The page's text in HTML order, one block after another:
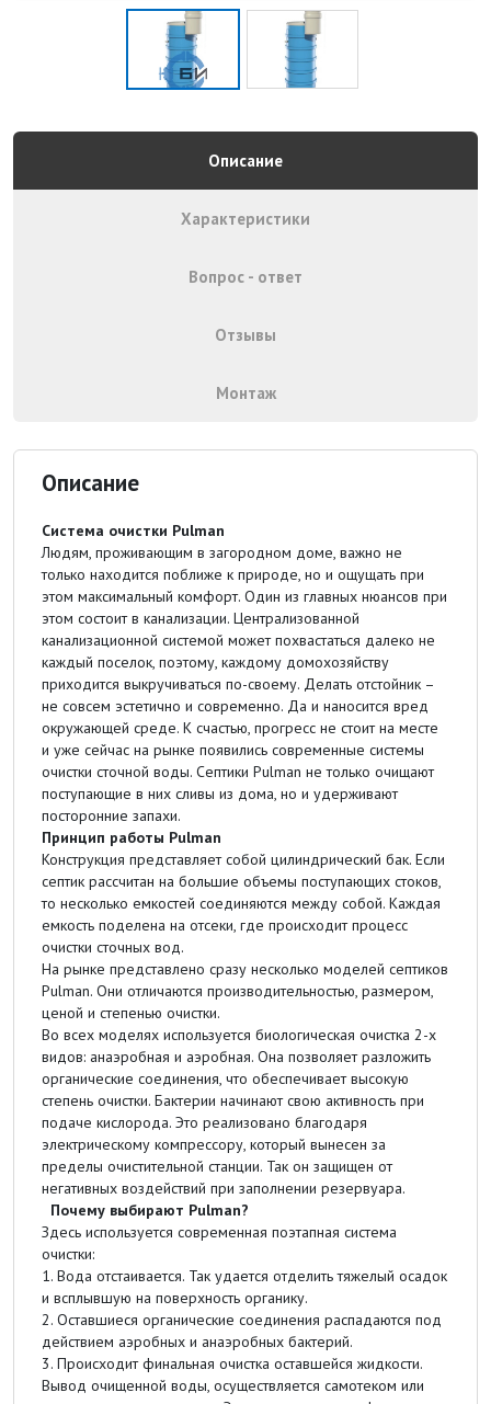
Описание
Характеристики
Вопрос - ответ
Отзывы
Монтаж
Описание
Система очистки Pulman
Людям, проживающим в загородном доме, важно не
только находится поближе к природе, но и ощущать при
этом максимальный комфорт. Один из главных нюансов при
этом состоит в канализации. Централизованной
канализационной системой может похвастаться далеко не
каждый поселок, поэтому, каждому домохозяйству
приходится выкручиваться по-своему. Делать отстойник –
не совсем эстетично и современно. Да и наносится вред
окружающей среде. К счастью, прогресс не стоит на месте
и уже сейчас на рынке появились современные системы
очистки сточной воды. Септики Pulman не только очищают
поступающие в них сливы из дома, но и удерживают
посторонние запахи.
Принцип работы Pulman
Конструкция представляет собой цилиндрический бак. Если
септик рассчитан на большие объемы поступающих стоков,
то несколько емкостей соединяются между собой. Каждая
емкость поделена на отсеки, где происходит процесс
очистки сточных вод.
На рынке представлено сразу несколько моделей септиков
Pulman. Они отличаются производительностью, размером,
ценой и степенью очистки.
Во всех моделях используется биологическая очистка 2-х
видов: анаэробная и аэробная. Она позволяет разложить
органические соединения, что обеспечивает высокую
степень очистки. Бактерии начинают свою активность при
подаче кислорода. Это реализовано благодаря
электрическому компрессору, который вынесен за
пределы очистительной станции. Так он защищен от
негативных воздействий при заполнении резервуара.
Почему выбирают Pulman?
Здесь используется современная поэтапная система
очистки:
1. Вода отстаивается. Так удается отделить тяжелый осадок
и всплывшую на поверхность органику.
2. Оставшиеся органические соединения распадаются под
действием аэробных и анаэробных бактерий.
3. Происходит финальная очистка оставшейся жидкости.
Вывод очищенной воды, осуществляется самотеком или